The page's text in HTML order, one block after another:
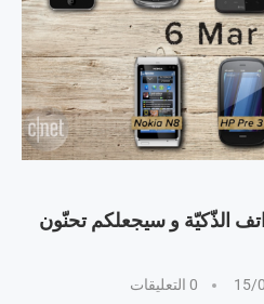
الذّكيّة و سيجعلكم تحنّون
15/ 0 التعليقات